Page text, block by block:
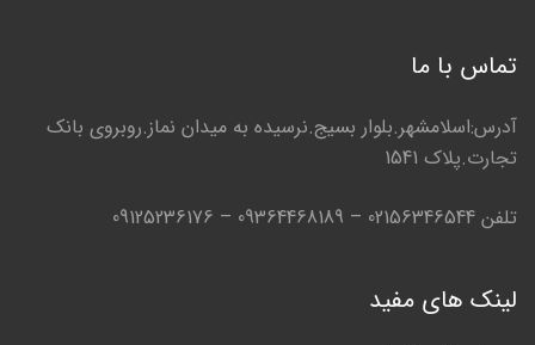
تماس با ما
آدرس:اسلامشهر.بلوار بسیج.نرسیده به میدان نماز.روبروی بانک
تجارت.پلاک 1541
تلفن 02156346544 – 09364468189 – 09125236176
لینک های مفید